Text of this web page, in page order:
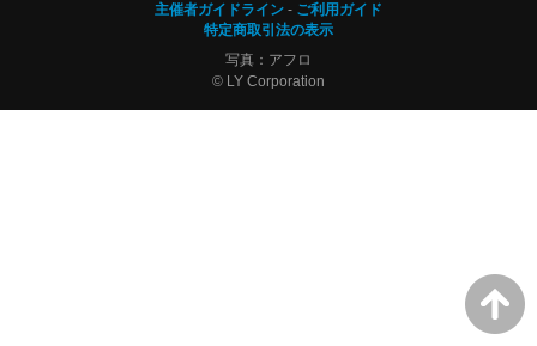
主催者ガイドライン
ご利用ガイド
特定商取引法の表示
写真：アフロ
© LY Corporation